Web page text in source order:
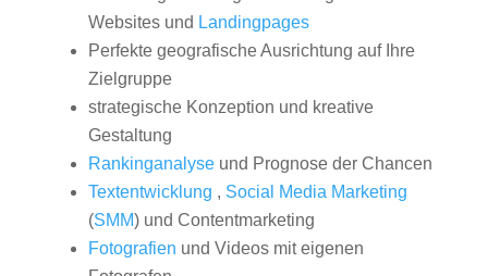
Websites und Landingpages
Perfekte geografische Ausrichtung auf Ihre
Zielgruppe
strategische Konzeption und kreative
Gestaltung
Rankinganalyseund Prognose der Chancen
Textentwicklung , Social Media Marketing
(SMM) und Contentmarketing
Fotografien und Videos mit eigenen